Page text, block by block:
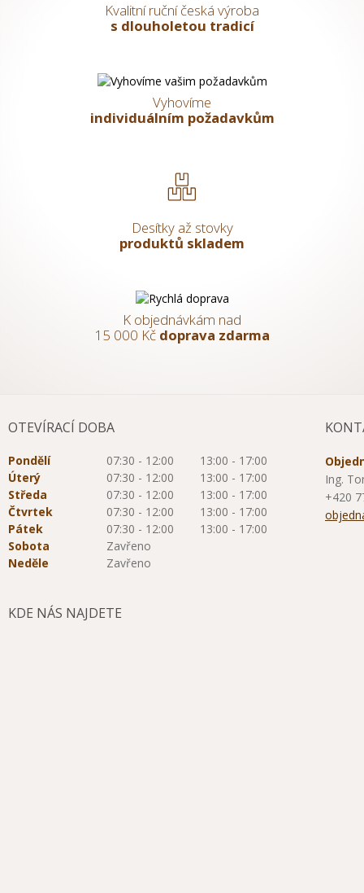
Kvalitní ruční česká výroba
s dlouholetou tradicí
Vyhovíme
individuálním požadavkům
Desítky až stovky
produktů skladem
K objednávkám nad
15 000 Kč doprava zdarma
OTEVÍRACÍ DOBA
Pondělí 07:30 - 12:00
13:00 - 17:00
Úterý
07:30 - 12:00
13:00 - 17:00
Středa
07:30 - 12:00
13:00 - 17:00
Čtvrtek
07:30 - 12:00
13:00 - 17:00
Pátek
07:30 - 12:00
13:00 - 17:00
Sobota
Zavřeno
Neděle
Zavřeno
Ing.
+420
KDE NÁS NAJDETE